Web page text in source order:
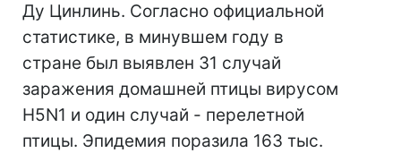
Ду Цинлинь. Согласно официальной
статистике, в минувшем году в
стране был выявлен 31 случай
заражения домашней птицы вирусом
H5N1 и один случай - перелетной
птицы. Эпидемия поразила 163 тыс.